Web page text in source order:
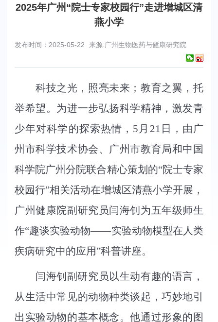
2025年广州“院士专家校园行”走进增城区清
燕小学
发布时间：2025-05-22 来源:广州生物医药与健康研究院
科技之光，照亮未来；教育之翼，托
举希望。为进一步弘扬科学精神，激发青
少年对科学的探索热情， 5月21日，由广
州市科学技术协会、广州市教育局和中国
科学院广州分院联合精心策划的“院士专家
校园行”相关活动在增城区清燕小学开展，
广州健康院副研究员闫海钊为五年级师生
作“趣谈实验动物——实验动物模型在人类
疾病研究中的应用”科普讲座。
闫海钊副研究员以生动有趣的语言，
从生活中常见的动物种类谈起，巧妙地引
出实验动物的基本概念。他通过形象的图